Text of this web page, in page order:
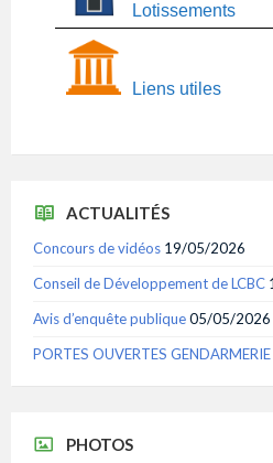
Lotissements
Liens utiles
ACTUALITÉS
Concours de vidéos 19/05/2026
Conseil de Développement de LCBC
Avis d’enquête publique05/05/2026
PORTES OUVERTES GENDARMERIE
PHOTOS